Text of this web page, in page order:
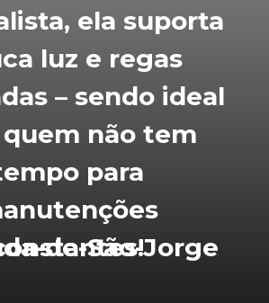
ela suporta
luz e regas
– sendo ideal
quem não tem
para
de-São-Jorge